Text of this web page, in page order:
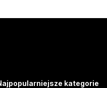
kategorie